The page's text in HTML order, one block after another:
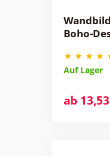
Boho-
Auf Lager
ab